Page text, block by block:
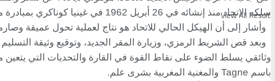
View All Result
سلكه الاتحاد منذ إنشائه في 26 أبريل 1962 في غينيا كوناكري بمبادرة من رؤساء دول إفريقية.
وأشار إلى أن الهيكل الحالي للاتحاد هو نتاج لعملية تحول عميقة
وبعد قص الشريط الرمزي، وزيارة المقر الجديد، وتوقيع وثيقة
وثائقي يسلط الضوء على نقاط القوة في القارة والتحديات التي
باسم Tagne والمغنية المغربية بشرى علم.